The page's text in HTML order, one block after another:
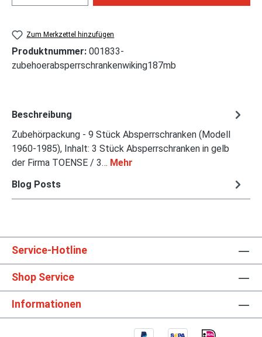
Zum Merkzettel hinzufügen
Produktnummer: 001833-
zubehoerabsperrschrankenwiking187mb
Beschreibung
Zubehörpackung - 9 Stück Absperrschranken (Modell
1960-1985), Inhalt: 3 Stück Absperrschranken in gelb
der Firma TOENSE / 3… Mehr
Blog Posts
Service-Hotline
Shop Service
Informationen